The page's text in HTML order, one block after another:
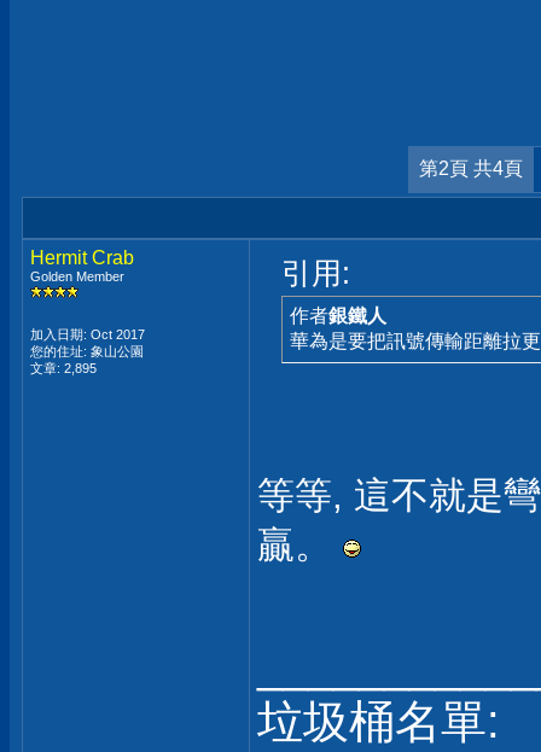
第2頁 共4頁
Hermit Crab
Golden Member
加入日期: Oct 2017
您的住址: 象山公園
文章: 2,895
引用:
作者銀鐵人
華為是要把訊號傳輸距離拉
等等, 這不就是
贏。
垃圾桶名單: